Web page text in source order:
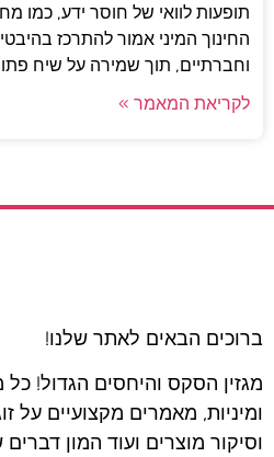
תופעות לוואי של חוסר ידע, כמו
החינוך המיני אמור להתרכז
וחברתיים, תוך שמירה על שיח
לקריאת המאמר »
ברוכים הבאים לאתר שלנו!
מגזין הסקס והיחסים הגדול!
ומיניות, מאמרים מקצועיים על
וסיקור מוצרים ועוד המון